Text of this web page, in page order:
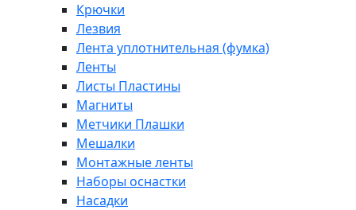
Крючки
Лезвия
Лента уплотнительная (фумка)
Ленты
Листы Пластины
Магниты
Метчики Плашки
Мешалки
Монтажные ленты
Наборы оснастки
Насадки